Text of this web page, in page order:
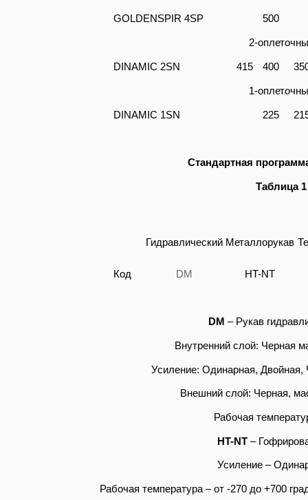
GOLDENSPIR 4SP 500
2-
DINAMIC 2SN 415 400
1-
DINAMIC 1SN 225
Стандартная
Таблица
Гидравлический Металлорукав
Код DM HT-NT
DM – Рукав
Внутренний слой: Черная
Усиление: Одинарная, Двойная,
Внешний слой: Черная,
Рабочая
HT-NT –
Усиление –
Рабочая температура – от -270 до +700